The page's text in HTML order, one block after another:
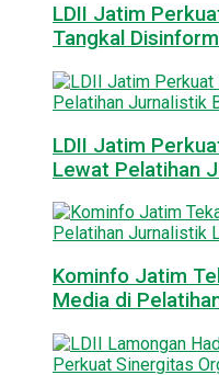
LDII Jatim
Tangkal
LDII Jatim
Lewat Pelatihan
Kominfo Jatim
Media di